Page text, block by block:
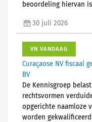
beoordeling hiervan
30 juli 2026
VN VANDAAG
Curaçaose NV fiscaal
BV
De Kennisgroep
rechtsvormen
opgerichte naamloze
worden